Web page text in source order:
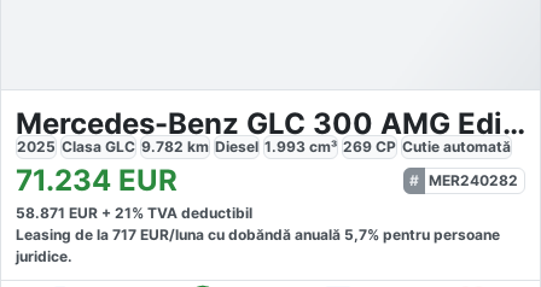
Mercedes-Benz GLC 300 AMG Edition Night
2025 Clasa GLC 9.782 km Diesel 1.993 cm³ 269 CP Cutie automată
71.234 EUR
MER240282
58.871 EUR + 21% TVA deductibil
Leasing de la 717 EUR/luna cu dobăndă anuală 5,7% pentru persoane
juridice.